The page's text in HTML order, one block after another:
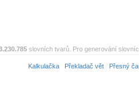
slovních tvarů. Pro generování
Kalkulačka Překladač vět Přesný